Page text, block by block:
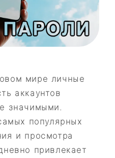
мире личные
аккаунтов
значимыми.
популярных
и просмотра
привлекает